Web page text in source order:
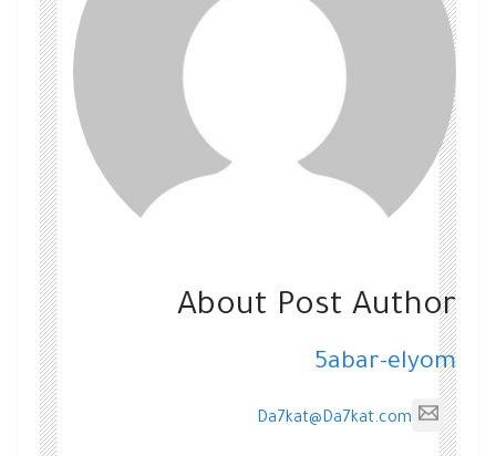
About Post Author
5abar-elyom
Da7kat@Da7kat.com